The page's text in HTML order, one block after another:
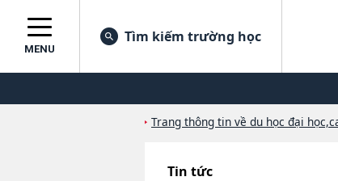
MENU
Tìm kiếm trường học
Trang thông tin về du học đại
Tin tức